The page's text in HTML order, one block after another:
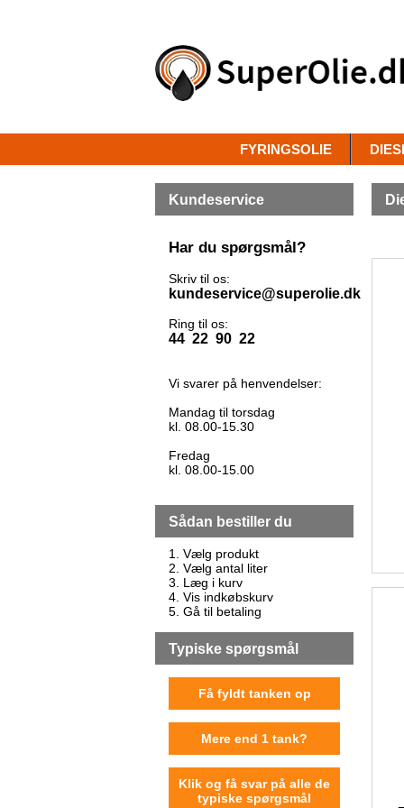
FYRINGSOLIE
Kundeservice
Har du spørgsmål?
Skriv til os:
kundeservice@superolie.dk
Ring til os:
44 22 90 22
Vi svarer på henvendelser:
Mandag til torsdag
kl. 08.00-15.30
Fredag
kl. 08.00-15.00
Sådan bestiller du
1. Vælg produkt
2. Vælg antal liter
3. Læg i kurv
4. Vis indkøbskurv
5. Gå til betaling
Typiske spørgsmål
Få fyldt tanken op
Mere end 1 tank?
Klik og få svar på alle de
typiske spørgsmål